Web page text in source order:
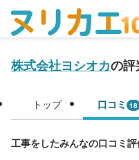
株式会社ヨシオカの
トップ 口コミ 18
工事をしたみんなの口コミ